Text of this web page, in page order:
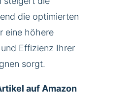
die optimierten
eine höhere
Effizienz Ihrer
sorgt.
auf Amazon